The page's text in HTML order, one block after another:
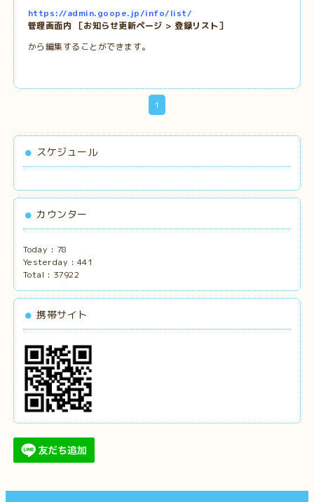
https://admin.goope.jp/info/list/
管理画面内 ［お知らせ更新ページ > 登録リスト］
から編集することができます。
1
スケジュール
カウンター
Today : 78
Yesterday : 441
Total : 37922
携帯サイト